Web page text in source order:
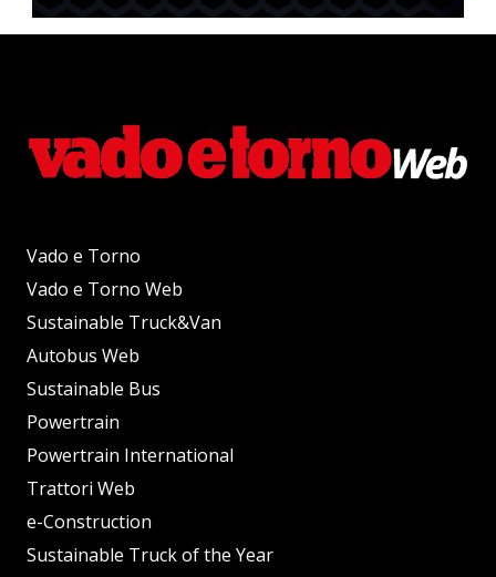
Vado e Torno
Vado e Torno Web
Sustainable Truck&Van
Autobus Web
Sustainable Bus
Powertrain
Powertrain International
Trattori Web
e-Construction
Sustainable Truck of the Year